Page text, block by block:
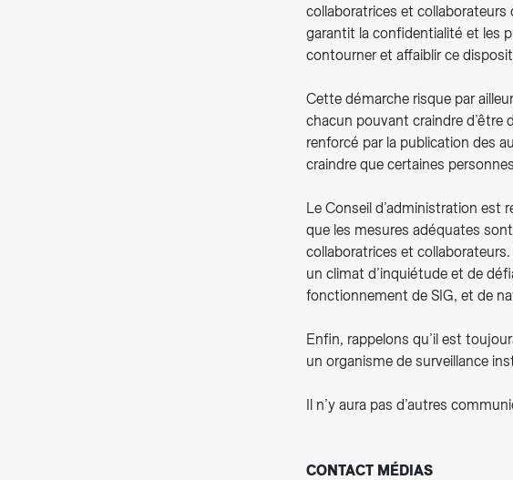
collaboratrices et
garantit la confidentialité et les
contourner et affaiblir ce
Cette démarche risque par
chacun pouvant craindre d’être
renforcé par la publication des
craindre que certaines
Le Conseil d’administration est
que les mesures adéquates
collaboratrices et
un climat d’inquiétude et de
fonctionnement de SIG, et de
Enfin, rappelons qu’il est
un organisme de surveillance
Il n’y aura pas d’autres
CONTACT MÉDIAS